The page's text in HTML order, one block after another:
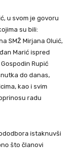
u svom je govoru
su bili:
SMŽ Mirjana Oluić,
Marić ispred
Rupić
do danas,
kao i svim
radu
istaknuvši
što članovi